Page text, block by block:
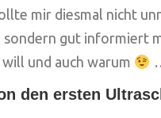
mir diesmal nicht
sondern gut informiert
will und auch warum
den ersten